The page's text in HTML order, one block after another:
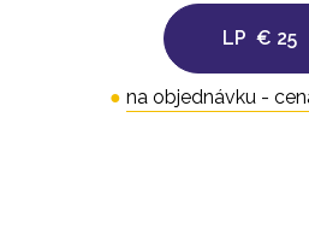
LP € 25
● na objednávku -